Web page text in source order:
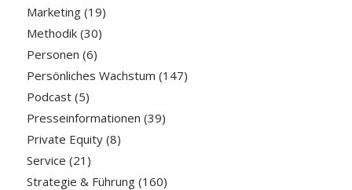
Marketing(19)
Methodik(30)
Personen (6)
Persönliches Wachstum (147)
Podcast(5)
Presseinformationen (39)
Private Equity(8)
Service (21)
Strategie & Führung(160)